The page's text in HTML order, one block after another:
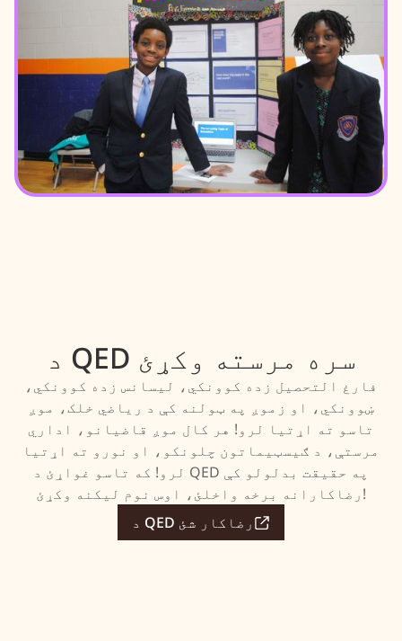
د QED سره مرسته وکړئ
فارغ التحصیل زده کوونکي، لیسانس زده کوونکي،
ښوونکي، او زموږ په ټولنه کې د ریاضي خلک، موږ
تاسو ته اړتیا لرو! هر کال موږ قاضیانو، اداري
مرستې، د ګیسټیماتون چلونکو، او نورو ته اړتیا
لرو! که تاسو غواړئ د QED په حقیقت بدلولو کې
رضاکارانه برخه واخلئ، اوس نوم لیکنه وکړئ!
د QED رضاکار شئ